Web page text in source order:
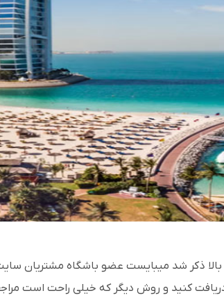
بالا ذکر شد میبایست عضو باشگاه مشتریان
دریافت کنید و روش دیگر که خیلی راحت است